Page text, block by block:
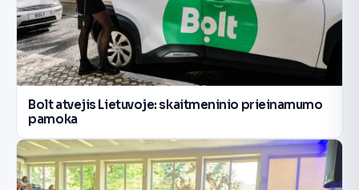
Bolt atvejis Lietuvoje: skaitmeninio prieinamumo
pamoka